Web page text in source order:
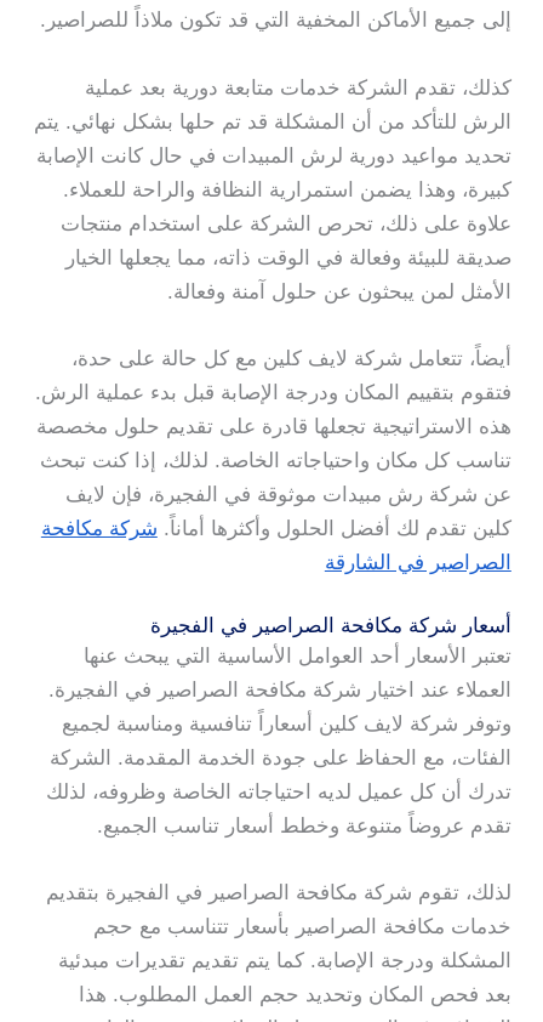
إلى جميع الأماكن المخفية التي قد تكون ملاذاً للصراصير.
كذلك، تقدم الشركة خدمات متابعة دورية بعد عملية
الرش للتأكد من أن المشكلة قد تم حلها بشكل نهائي. يتم
تحديد مواعيد دورية لرش المبيدات في حال كانت الإصابة
كبيرة، وهذا يضمن استمرارية النظافة والراحة للعملاء.
علاوة على ذلك، تحرص الشركة على استخدام منتجات
صديقة للبيئة وفعالة في الوقت ذاته، مما يجعلها الخيار
الأمثل لمن يبحثون عن حلول آمنة وفعالة.
أيضاً، تتعامل شركة لايف كلين مع كل حالة على حدة،
فتقوم بتقييم المكان ودرجة الإصابة قبل بدء عملية الرش.
هذه الاستراتيجية تجعلها قادرة على تقديم حلول مخصصة
تناسب كل مكان واحتياجاته الخاصة. لذلك، إذا كنت تبحث
عن شركة رش مبيدات موثوقة في الفجيرة، فإن لايف
كلين تقدم لك أفضل الحلول وأكثرها أماناً. شركة مكافحة
الصراصير في الشارقة
أسعار شركة مكافحة الصراصير في الفجيرة
تعتبر الأسعار أحد العوامل الأساسية التي يبحث عنها
العملاء عند اختيار شركة مكافحة الصراصير في الفجيرة.
وتوفر شركة لايف كلين أسعاراً تنافسية ومناسبة لجميع
الفئات، مع الحفاظ على جودة الخدمة المقدمة. الشركة
تدرك أن كل عميل لديه احتياجاته الخاصة وظروفه، لذلك
تقدم عروضاً متنوعة وخطط أسعار تناسب الجميع.
لذلك، تقوم شركة مكافحة الصراصير في الفجيرة بتقديم
خدمات مكافحة الصراصير بأسعار تتناسب مع حجم
المشكلة ودرجة الإصابة. كما يتم تقديم تقديرات مبدئية
بعد فحص المكان وتحديد حجم العمل المطلوب. هذا